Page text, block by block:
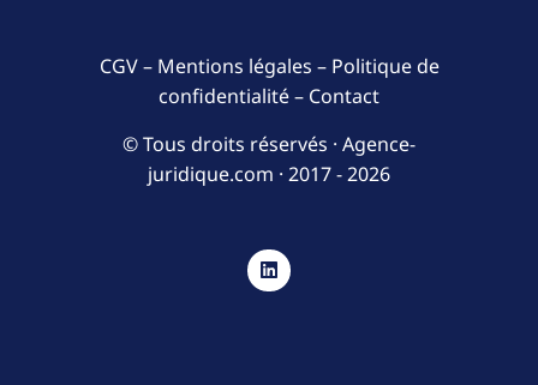
CGV– Mentions légales – Politique de
confidentialité– Contact
© Tous droits réservés · Agence-
juridique.com · 2017 - 2026